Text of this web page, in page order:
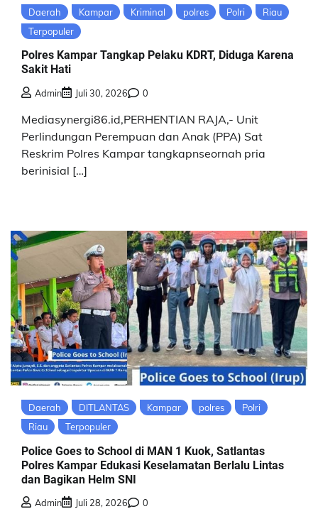
Daerah Kampar Kriminal polres Polri
Riau
Terpopuler
Polres Kampar Tangkap Pelaku KDRT, Diduga Karena
Sakit Hati
Admin Juli 30, 2026 0
Mediasynergi86.id,PERHENTIAN RAJA,- Unit
Perlindungan Perempuan dan Anak (PPA) Sat
Reskrim Polres Kampar tangkapnseornah pria
berinisial […]
Daerah DITLANTAS Kampar polres
Polri
Riau
Terpopuler
Police Goes to School di MAN 1 Kuok, Satlantas
Polres Kampar Edukasi Keselamatan Berlalu Lintas
dan Bagikan Helm SNI
Admin Juli 28, 2026 0